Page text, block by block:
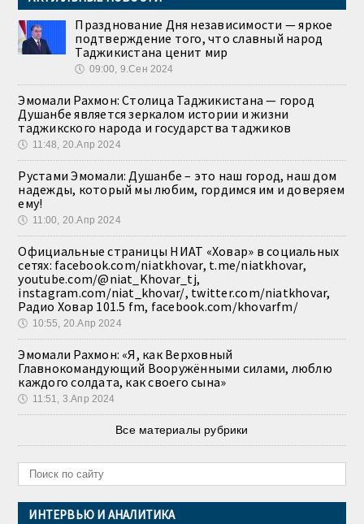
Празднование Дня независимости — яркое
подтверждение того, что славный народ
Таджикистана ценит мир
🕔 09:00, 9.Сен 2024
Эмомали Рахмон: Столица Таджикистана — город
Душанбе является зеркалом истории и жизни
таджикского народа и государства таджиков
🕔 11:48, 20.Апр 2024
Рустами Эмомали: Душанбе – это наш город, наш дом
надежды, который мы любим, гордимся им и доверяем
ему!
🕔 11:00, 20.Апр 2024
Официальные страницы НИАТ «Ховар» в социальных
сетях: facebook.com/niatkhovar, t.me/niatkhovar,
youtube.com/@niat_Khovar_tj,
instagram.com/niat_khovar/, twitter.com/niatkhovar,
Радио Ховар 101.5 fm, facebook.com/khovarfm/
🕔 10:55, 20.Апр 2024
Эмомали Рахмон: «Я, как Верховный
Главнокомандующий Вооружёнными силами, люблю
каждого солдата, как своего сына»
🕔 11:51, 3.Апр 2024
Все материалы рубрики
ИНТЕРВЬЮ И АНАЛИТИКА